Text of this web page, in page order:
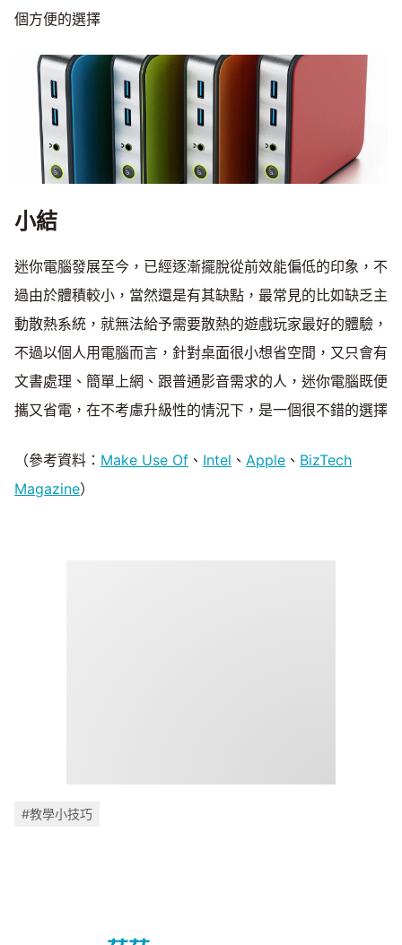
個方便的選擇
小結
迷你電腦發展至今，已經逐漸擺脫從前效能偏低的印象，不
過由於體積較小，當然還是有其缺點，最常見的比如缺乏主
動散熱系統，就無法給予需要散熱的遊戲玩家最好的體驗，
不過以個人用電腦而言，針對桌面很小想省空間，又只會有
文書處理、簡單上網、跟普通影音需求的人，迷你電腦既便
攜又省電，在不考慮升級性的情況下，是一個很不錯的選擇
（參考資料： Make Use Of 、 Intel 、 Apple 、 BizTech
Magazine）
#教學小技巧